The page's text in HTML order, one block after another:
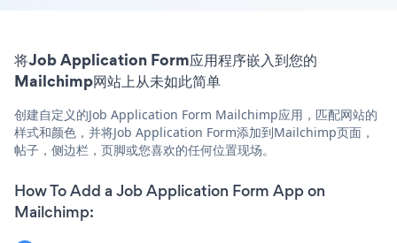
将Job Application Form应用程序嵌入到您的
Mailchimp网站上从未如此简单
创建自定义的Job Application Form Mailchimp应用，匹配网站的
样式和颜色，并将Job Application Form添加到Mailchimp页面，
帖子，侧边栏，页脚或您喜欢的任何位置现场。
How To Add a Job Application Form App on
Mailchimp: